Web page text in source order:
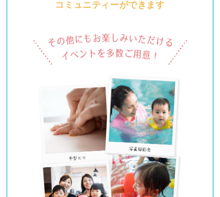
コミュニティーができます